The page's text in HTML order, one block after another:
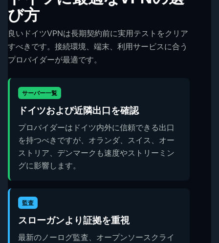
び方
良いドイツVPNは長期契約前に実用テストをクリア
すべきです。接続環境、端末、利用サービスに合う
プロバイダーが最適です。
サーバー一覧
ドイツおよび近隣出口を確認
プロバイダーはドイツ内外に信頼できる出口
を持つべきですが、オランダ、スイス、オー
ストリア、デンマークも速度やストリーミン
グに影響します。
監査
スローガンより証拠を重視
最新のノーログ監査、オープンソースクライ